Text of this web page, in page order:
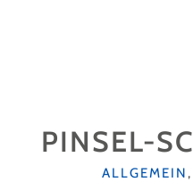
PINSEL-
KATEGORIEN
ALLGEMEIN,